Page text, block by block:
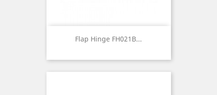
Flap Hinge FH021B...